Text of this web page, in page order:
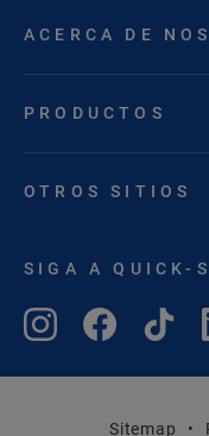
ACERCA DE
PRODUCTOS
OTROS SITIOS
SIGA A QUICK-
Sitemap